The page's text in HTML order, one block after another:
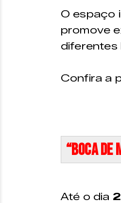
O espaço
promove
diferentes
Confira a
“Boca de
Até o dia